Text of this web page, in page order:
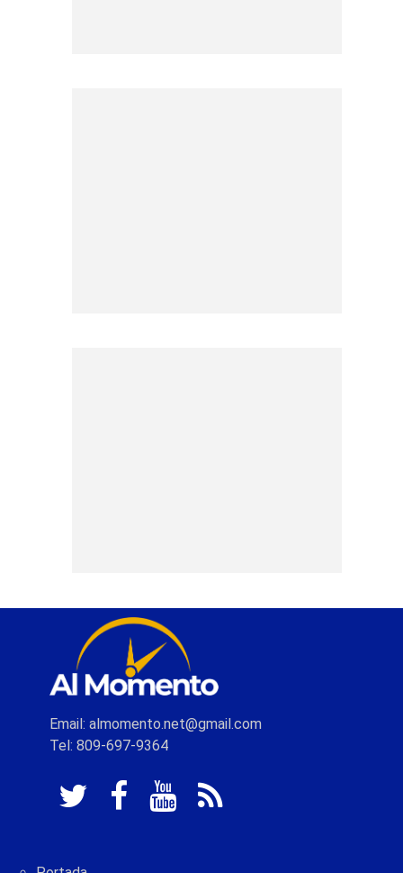
Email: almomento.net@gmail.com
Tel: 809-697-9364